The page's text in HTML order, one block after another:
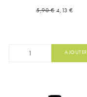
Prix de base
5,90 € Prix
4,13 €
AJOUTER